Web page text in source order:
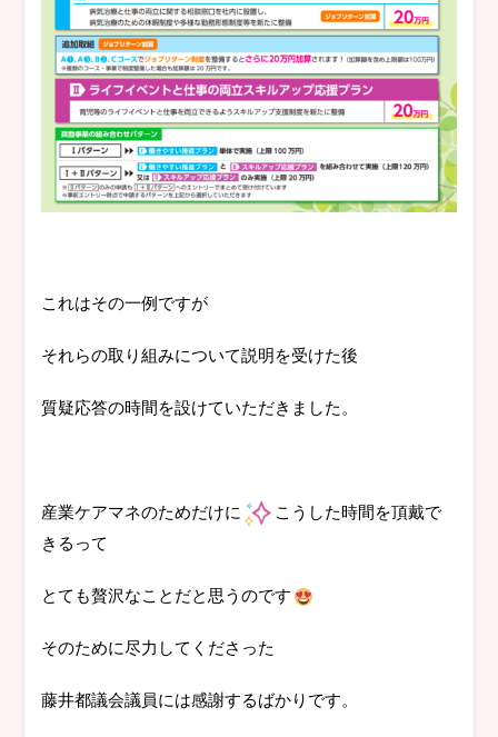
これはその一例ですが
それらの取り組みについて説明を受けた後
質疑応答の時間を設けていただきました。
産業ケアマネのためだけに
こうした時間を頂戴で
きるって
とても贅沢なことだと思うのです
そのために尽力してくださった
藤井都議会議員には感謝するばかりです。